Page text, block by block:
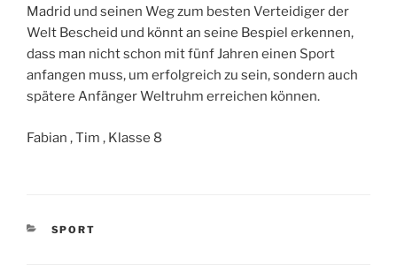
Madrid und seinen Weg zum besten Verteidiger der
Welt Bescheid und könnt an seine Bespiel erkennen,
dass man nicht schon mit fünf Jahren einen Sport
anfangen muss, um erfolgreich zu sein, sondern auch
spätere Anfänger Weltruhm erreichen können.
Fabian , Tim , Klasse 8
KATEGORIEN
SPORT